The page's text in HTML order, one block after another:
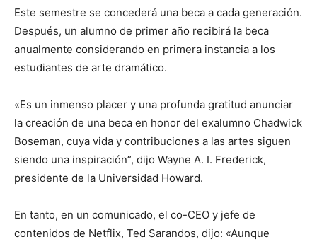
Este semestre se concederá una beca a cada generación.
Después, un alumno de primer año recibirá la beca
anualmente considerando en primera instancia a los
estudiantes de arte dramático.
«Es un inmenso placer y una profunda gratitud anunciar
la creación de una beca en honor del exalumno Chadwick
Boseman, cuya vida y contribuciones a las artes siguen
siendo una inspiración”, dijo Wayne A. I. Frederick,
presidente de la Universidad Howard.
En tanto, en un comunicado, el co-CEO y jefe de
contenidos de Netflix, Ted Sarandos, dijo: «Aunque